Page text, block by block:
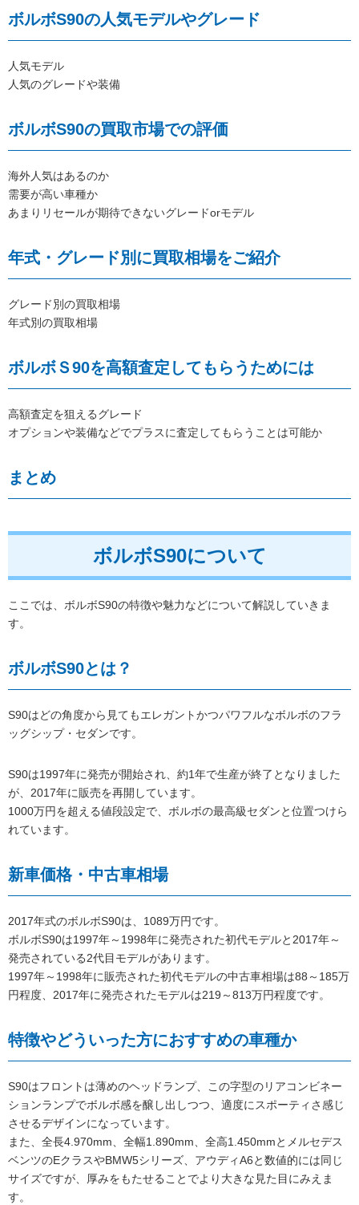
ボルボS90の人気モデルやグレード
人気モデル
人気のグレードや装備
ボルボS90の買取市場での評価
海外人気はあるのか
需要が高い車種か
あまりリセールが期待できないグレードorモデル
年式・グレード別に買取相場をご紹介
グレード別の買取相場
年式別の買取相場
ボルボＳ90を高額査定してもらうためには
高額査定を狙えるグレード
オプションや装備などでプラスに査定してもらうことは可能か
まとめ
ボルボS90について
ここでは、ボルボS90の特徴や魅力などについて解説していきま
す。
ボルボS90とは？
S90はどの角度から見てもエレガントかつパワフルなボルボのフラ
ッグシップ・セダンです。
S90は1997年に発売が開始され、約1年で生産が終了となりました
が、2017年に販売を再開しています。
1000万円を超える値段設定で、ボルボの最高級セダンと位置つけら
れています。
新車価格・中古車相場
2017年式のボルボS90は、1089万円です。
ボルボS90は1997年～1998年に発売された初代モデルと2017年～
発売されている2代目モデルがあります。
1997年～1998年に販売された初代モデルの中古車相場は88～185万
円程度、2017年に発売されたモデルは219～813万円程度です。
特徴やどういった方におすすめの車種か
S90はフロントは薄めのヘッドランプ、この字型のリアコンビネー
ションランプでボルボ感を醸し出しつつ、適度にスポーティさ感じ
させるデザインになっています。
また、全長4.970mm、全幅1.890mm、全高1.450mmとメルセデス
ベンツのEクラスやBMW5シリーズ、アウディA6と数値的には同じ
サイズですが、厚みをもたせることでより大きな見た目にみえま
す。